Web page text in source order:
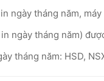
ngày tháng năm,
ngày tháng năm)
tháng năm: HSD,